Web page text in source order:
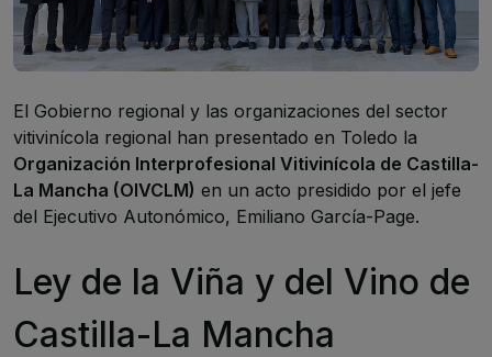
El Gobierno regional y las organizaciones del sector
vitivinícola regional han presentado en Toledo la
Organización Interprofesional Vitivinícola de Castilla-
La Mancha (OIVCLM) en un acto presidido por el jefe
del Ejecutivo Autonómico, Emiliano García-Page.
Ley de la Viña y del Vino de
Castilla-La Mancha